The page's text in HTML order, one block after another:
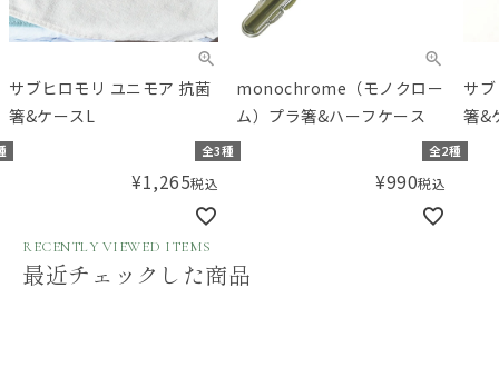
サブヒロモリ ユニモア 抗菌
箸&ケースL
全3種
¥1,265税込
monochrome（モノクロー
ム）プラ箸&ハーフケース
全2種
¥990税込
サ
箸&
RECENTLY VIEWED ITEMS
最近チェックした商品